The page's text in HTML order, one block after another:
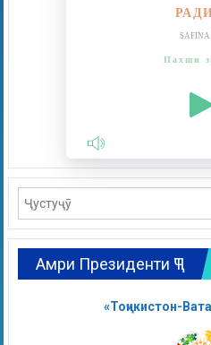
Пахши
Амри Президенти ҶТ
«Тоҷикистон-